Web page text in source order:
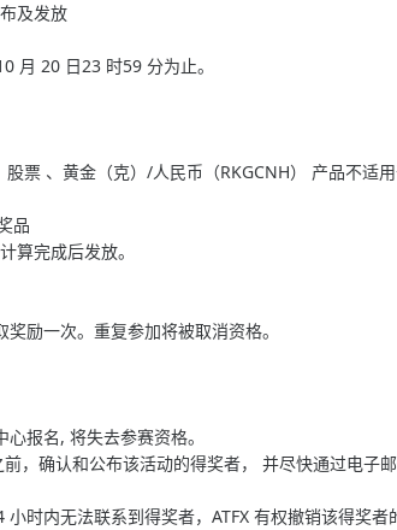
及发放
月 20 日23 时59 分为止。
票 、黄金（克）/人民币（RKGCNH） 产品不适用
品
算完成后发放。
励一次。重复参加将被取消资格。
报名, 将失去参赛资格。
，确认和公布该活动的得奖者， 并尽快通过电子
时内无法联系到得奖者，ATFX 有权撤销该得奖者